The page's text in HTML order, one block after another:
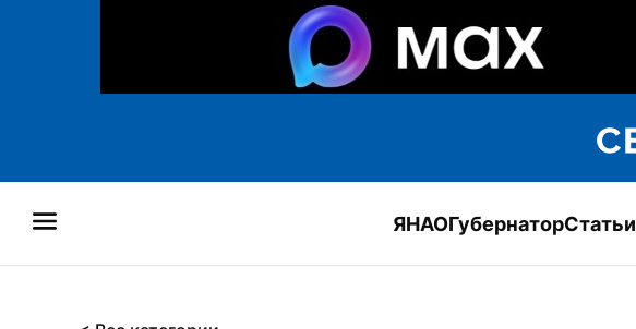
ЯНАОГубернаторСтатьи